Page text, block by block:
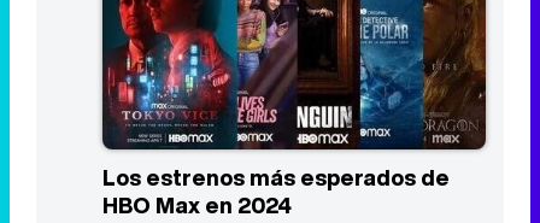
Los estrenos más esperados de
HBO Max en 2024